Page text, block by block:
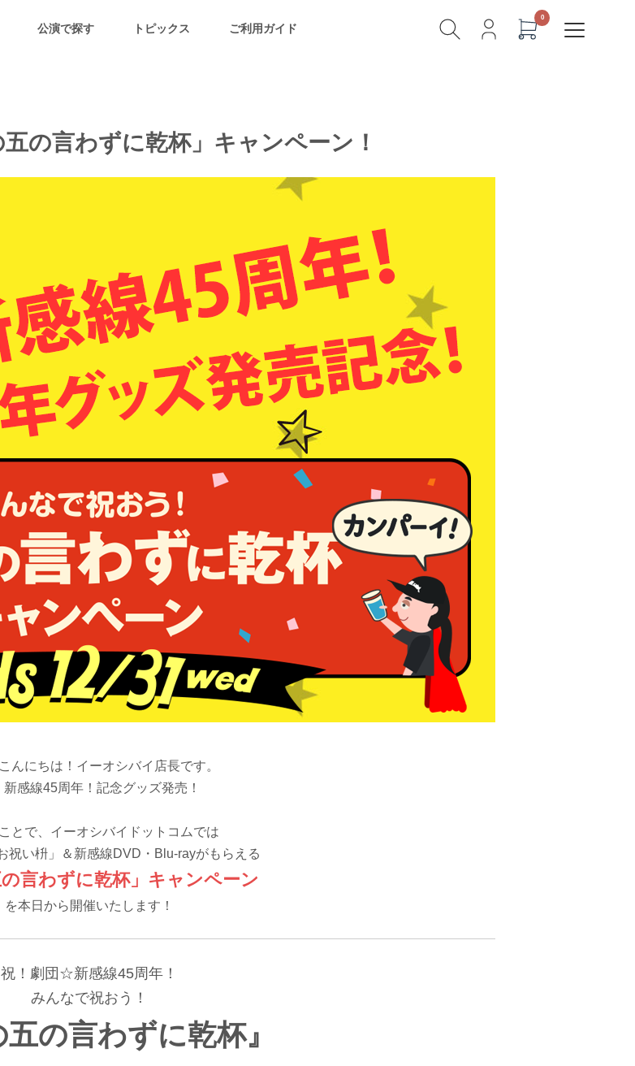
公演で探す トピックス ご利用ガイド
の言わずに乾杯」キャンペーン！
んにちは！イーオシバイ店長です。
新感線45周年！記念グッズ発売！
とで、イーオシバイドットコムでは
祝い枡」＆新感線DVD・Blu-rayがもらえる
の言わずに乾杯」 キャンペーン
を本日から開催いたします！
祝！劇団☆新感線45周年！
みんなで祝おう！
五の言わずに乾杯』